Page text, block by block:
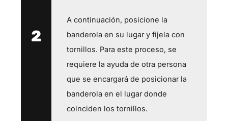
2
A continuación, posicione la
banderola en su lugar y fíjela con
tornillos. Para este proceso, se
requiere la ayuda de otra persona
que se encargará de posicionar la
banderola en el lugar donde
coinciden los tornillos.